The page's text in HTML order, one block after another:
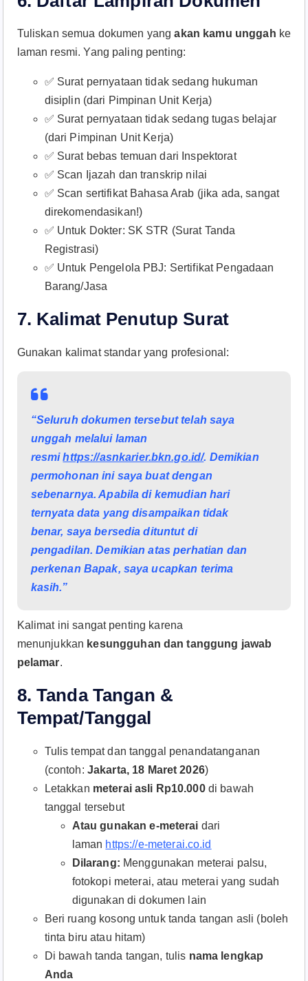
Tuliskan semua dokumen yangakan kamu unggah ke
laman resmi. Yang paling penting:​
✅ Surat pernyataan tidak sedang hukuman
disiplin (dari Pimpinan Unit Kerja)​
✅ Surat pernyataan tidak sedang tugas belajar
(dari Pimpinan Unit Kerja)​
✅ Surat bebas temuan dari Inspektorat​
✅ Scan Ijazah dan transkrip nilai​
✅ Scan sertifikat Bahasa Arab (jika ada, sangat
direkomendasikan!)​
✅ Untuk Dokter: SK STR (Surat Tanda
Registrasi)​
✅ Untuk Pengelola PBJ: Sertifikat Pengadaan
Barang/Jasa​
7. Kalimat Penutup Surat
Gunakan kalimat standar yang profesional:​
“Seluruh dokumen tersebut telah saya
unggah melalui laman
resmihttps://asnkarier.bkn.go.id/. Demikian
permohonan ini saya buat dengan
sebenarnya. Apabila di kemudian hari
ternyata data yang disampaikan tidak
benar, saya bersedia dituntut di
pengadilan. Demikian atas perhatian dan
perkenan Bapak, saya ucapkan terima
kasih.”
Kalimat ini sangat penting karena
menunjukkan kesungguhan dan tanggung jawab
pelamar.​
8. Tanda Tangan &
Tempat/Tanggal
Tulis tempat dan tanggal penandatanganan
(contoh: Jakarta, 18 Maret 2026)​
Letakkan meterai asli Rp10.000di bawah
tanggal tersebut​
Atau gunakan e-meterai dari
laman https://e-meterai.co.id
Dilarang: Menggunakan meterai palsu,
fotokopi meterai, atau meterai yang sudah
digunakan di dokumen lain​
Beri ruang kosong untuk tanda tangan asli (boleh
tinta biru atau hitam)
Di bawah tanda tangan, tulis nama lengkap
Anda